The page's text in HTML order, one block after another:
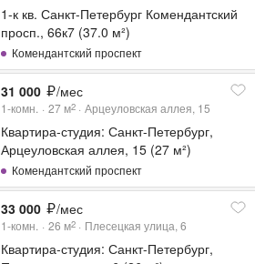
1-к кв. Санкт-Петербург Комендантский
просп., 66к7 (37.0 м²)
Комендантский проспект
31 000 /мес
1-комн. 27 м2 Арцеуловская аллея, 15
Квартира-студия: Санкт-Петербург,
Арцеуловская аллея, 15 (27 м²)
Комендантский проспект
33 000 /мес
1-комн. 26 м2 Плесецкая улица, 6
Квартира-студия: Санкт-Петербург,